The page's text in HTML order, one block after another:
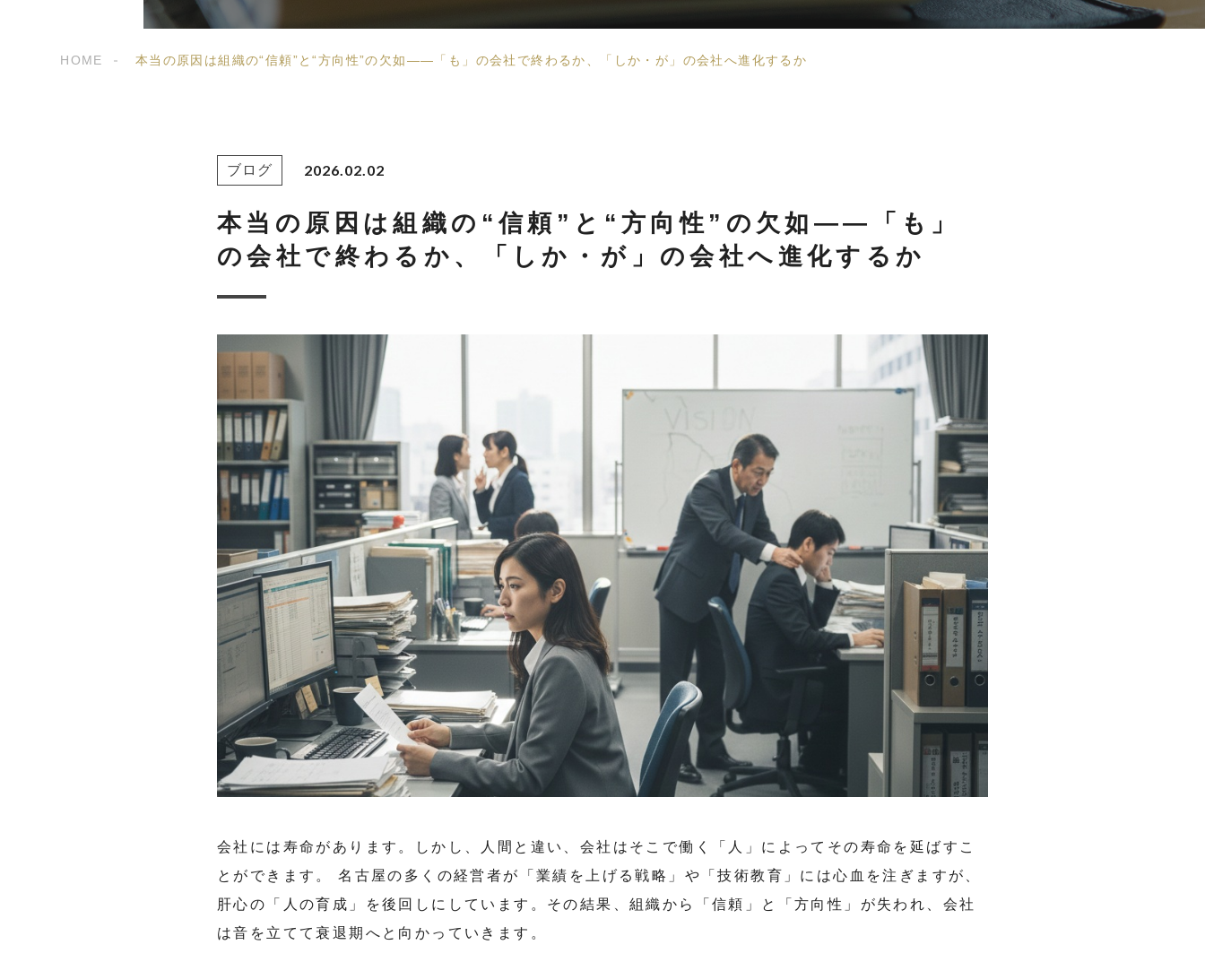
HOME 本当の原因は組織の“信頼”と“方向性”の欠如――「も」の会社で終わるか、「しか・が」の会社へ進化するか
ブログ 2026.02.02
本当の原因は組織の“信頼”と“方向性”の欠如――「も」
の会社で終わるか、「しか・が」の会社へ進化するか
会社には寿命があります。しかし、人間と違い、会社はそこで働く「人」によってその寿命を延ばすこ
とができます。 名古屋の多くの経営者が「業績を上げる戦略」や「技術教育」には心血を注ぎますが、
肝心の「人の育成」を後回しにしています。その結果、組織から「信頼」と「方向性」が失われ、会社
は音を立てて衰退期へと向かっていきます。